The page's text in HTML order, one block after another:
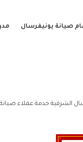
صيانة يونيفرسال
الشرقية خدمة عملاء